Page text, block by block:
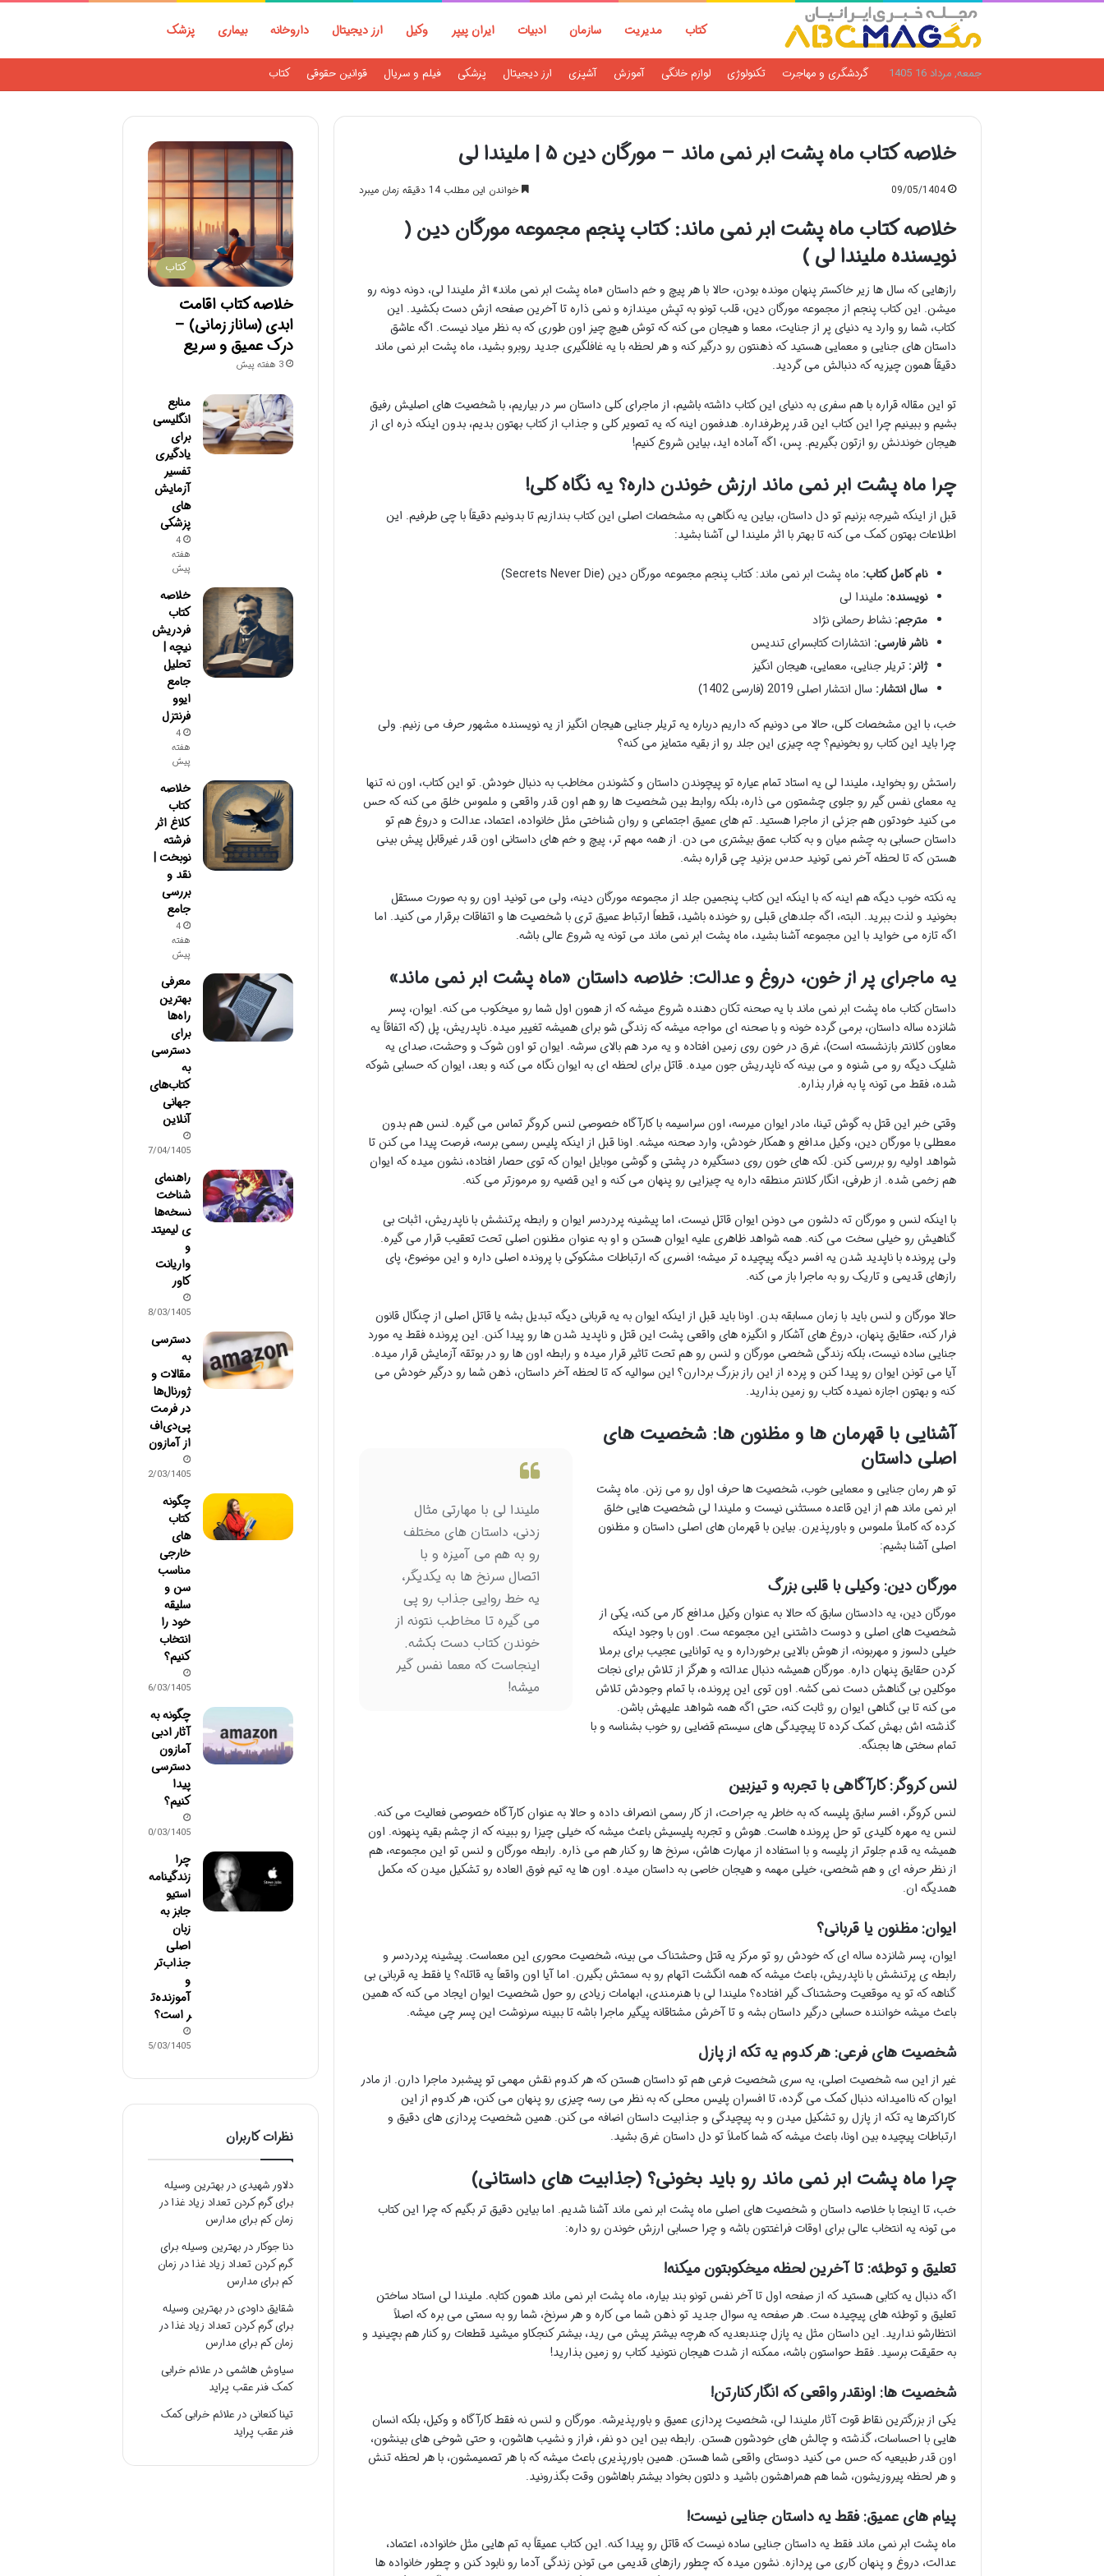
کتاب مدیریت سازمان ادبیات ایران پیپر وکیل ارز دیجیتال داروخانه بیماری پزشک
جمعه, مرداد 16 1405 گردشگری و مهاجرت تکنولوژی لوازم خانگی آموزش آشپزی ارز دیجیتال پزشکی فیلم و سریال قوانین حقوقی کتاب
خلاصه کتاب ماه پشت ابر نمی ماند – مورگان دین ۵ | ملیندا لی
09/05/1404 خواندن این مطلب 14 دقیقه زمان میبرد
خلاصه کتاب ماه پشت ابر نمی ماند: کتاب پنجم مجموعه مورگان دین (
نویسنده ملیندا لی )
رازهایی که سال ها زیر خاکستر پنهان مونده بودن، حالا با هر پیچ و خم داستان «ماه پشت ابر نمی ماند» اثر ملیندا لی، دونه دونه رو
میشن. این کتاب پنجم از مجموعه مورگان دین، قلب تونو به تپش میندازه و نمی ذاره تا آخرین صفحه ازش دست بکشید. این
کتاب، شما رو وارد یه دنیای پر از جنایت، معما و هیجان می کنه که توش هیچ چیز اون طوری که به نظر میاد نیست. اگه عاشق
داستان های جنایی و معمایی هستید که ذهنتون رو درگیر کنه و هر لحظه با یه غافلگیری جدید روبرو بشید، ماه پشت ابر نمی ماند
دقیقاً همون چیزیه که دنبالش می گردید.
تو این مقاله قراره با هم سفری به دنیای این کتاب داشته باشیم، از ماجرای کلی داستان سر در بیاریم، با شخصیت های اصلیش رفیق
بشیم و ببینیم چرا این کتاب این قدر پرطرفداره. هدفمون اینه که یه تصویر کلی و جذاب از کتاب بهتون بدیم، بدون اینکه ذره ای از
هیجان خوندنش رو ازتون بگیریم. پس، اگه آماده اید، بیاین شروع کنیم!
چرا ماه پشت ابر نمی ماند ارزش خوندن داره؟ یه نگاه کلی!
قبل از اینکه شیرجه بزنیم تو دل داستان، بیاین یه نگاهی به مشخصات اصلی این کتاب بندازیم تا بدونیم دقیقاً با چی طرفیم. این
اطلاعات بهتون کمک می کنه تا بهتر با اثر ملیندا لی آشنا بشید:
نام کامل کتاب: ماه پشت ابر نمی ماند: کتاب پنجم مجموعه مورگان دین (Secrets Never Die)
نویسنده: ملیندا لی
مترجم: نشاط رحمانی نژاد
ناشر فارسی: انتشارات کتابسرای تندیس
ژانر: تریلر جنایی، معمایی، هیجان انگیز
سال انتشار: سال انتشار اصلی 2019 (فارسی 1402)
خب، با این مشخصات کلی، حالا می دونیم که داریم درباره یه تریلر جنایی هیجان انگیز از یه نویسنده مشهور حرف می زنیم. ولی
چرا باید این کتاب رو بخونیم؟ چه چیزی این جلد رو از بقیه متمایز می کنه؟
راستش رو بخواید، ملیندا لی یه استاد تمام عیاره تو پیچوندن داستان و کشوندن مخاطب به دنبال خودش. تو این کتاب، اون نه تنها
یه معمای نفس گیر رو جلوی چشمتون می ذاره، بلکه روابط بین شخصیت ها رو هم اون قدر واقعی و ملموس خلق می کنه که حس
می کنید خودتون هم جزئی از ماجرا هستید. تم های عمیق اجتماعی و روان شناختی مثل خانواده، اعتماد، عدالت و دروغ هم تو
داستان حسابی به چشم میان و به کتاب عمق بیشتری می دن. از همه مهم تر، پیچ و خم های داستانی اون قدر غیرقابل پیش بینی
هستن که تا لحظه آخر نمی تونید حدس بزنید چی قراره بشه.
یه نکته خوب دیگه هم اینه که با اینکه این کتاب پنجمین جلد از مجموعه مورگان دینه، ولی می تونید اون رو به صورت مستقل
بخونید و لذت ببرید. البته، اگه جلدهای قبلی رو خونده باشید، قطعاً ارتباط عمیق تری با شخصیت ها و اتفاقات برقرار می کنید. اما
اگه تازه می خواید با این مجموعه آشنا بشید، ماه پشت ابر نمی ماند می تونه یه شروع عالی باشه.
یه ماجرای پر از خون، دروغ و عدالت: خلاصه داستان «ماه پشت ابر نمی ماند»
داستان کتاب ماه پشت ابر نمی ماند با یه صحنه تکان دهنده شروع میشه که از همون اول شما رو میخکوب می کنه. ایوان، پسر
شانزده ساله داستان، برمی گرده خونه و با صحنه ای مواجه میشه که زندگی شو برای همیشه تغییر میده. ناپدریش، پل (که اتفاقاً یه
معاون کلانتر بازنشسته است)، غرق در خون روی زمین افتاده و یه مرد هم بالای سرشه. ایوان تو اون شوک و وحشت، صدای یه
شلیک دیگه رو می شنوه و می بینه که ناپدریش جون میده. قاتل برای لحظه ای به ایوان نگاه می کنه و بعد، ایوان که حسابی شوکه
شده، فقط می تونه پا به فرار بذاره.
وقتی خبر این قتل به گوش تینا، مادر ایوان میرسه، اون سراسیمه با کارآگاه خصوصی لنس کروگر تماس می گیره. لنس هم بدون
معطلی با مورگان دین، وکیل مدافع و همکار خودش، وارد صحنه میشه. اونا قبل از اینکه پلیس رسمی برسه، فرصت پیدا می کنن تا
شواهد اولیه رو بررسی کنن. لکه های خون روی دستگیره در پشتی و گوشی موبایل ایوان که توی حصار افتاده، نشون میده که ایوان
هم زخمی شده. از طرفی، انگار کلانتر منطقه داره یه چیزایی رو پنهان می کنه و این قضیه رو مرموزتر می کنه.
با اینکه لنس و مورگان ته دلشون می دونن ایوان قاتل نیست، اما پیشینه پردردسر ایوان و رابطه پرتنشش با ناپدریش، اثبات بی
گناهیش رو خیلی سخت می کنه. همه شواهد ظاهری علیه ایوان هستن و او به عنوان مظنون اصلی تحت تعقیب قرار می گیره.
ولی پرونده با ناپدید شدن یه افسر دیگه پیچیده تر میشه؛ افسری که ارتباطات مشکوکی با پرونده اصلی داره و این موضوع، پای
رازهای قدیمی و تاریک رو به ماجرا باز می کنه.
حالا مورگان و لنس باید با زمان مسابقه بدن. اونا باید قبل از اینکه ایوان به یه قربانی دیگه تبدیل بشه یا قاتل اصلی از چنگال قانون
فرار کنه، حقایق پنهان، دروغ های آشکار و انگیزه های واقعی پشت این قتل و ناپدید شدن ها رو پیدا کنن. این پرونده فقط یه مورد
جنایی ساده نیست، بلکه زندگی شخصی مورگان و لنس رو هم تحت تاثیر قرار میده و رابطه اون ها رو در بوتقه آزمایش قرار میده.
آیا می تونن ایوان رو پیدا کنن و پرده از این راز بزرگ بردارن؟ این سوالیه که تا لحظه آخر داستان، ذهن شما رو درگیر خودش می
کنه و بهتون اجازه نمیده کتاب رو زمین بذارید.
ملیندا لی با مهارتی مثال
زدنی، داستان های مختلف
رو به هم می آمیزه و با
اتصال سرنخ ها به یکدیگر،
یه خط روایی جذاب رو پی
می گیره تا مخاطب نتونه از
خوندن کتاب دست بکشه.
اینجاست که معما نفس گیر
میشه!
آشنایی با قهرمان ها و مظنون ها: شخصیت های
اصلی داستان
تو هر رمان جنایی و معمایی خوب، شخصیت ها حرف اول رو می زنن. ماه پشت
ابر نمی ماند هم از این قاعده مستثنی نیست و ملیندا لی شخصیت هایی خلق
کرده که کاملاً ملموس و باورپذیرن. بیاین با قهرمان های اصلی داستان و مظنون
اصلی آشنا بشیم:
مورگان دین: وکیلی با قلبی بزرگ
مورگان دین، یه دادستان سابق که حالا به عنوان وکیل مدافع کار می کنه، یکی از
شخصیت های اصلی و دوست داشتنی این مجموعه ست. اون با وجود اینکه
خیلی دلسوز و مهربونه، از هوش بالایی برخورداره و یه توانایی عجیب برای برملا
کردن حقایق پنهان داره. مورگان همیشه دنبال عدالته و هرگز از تلاش برای نجات
موکلین بی گناهش دست نمی کشه. اون توی این پرونده، با تمام وجودش تلاش
می کنه تا بی گناهی ایوان رو ثابت کنه، حتی اگه همه شواهد علیهش باشن.
گذشته اش بهش کمک کرده تا پیچیدگی های سیستم قضایی رو خوب بشناسه و با
تمام سختی ها بجنگه.
لنس کروگر: کارآگاهی با تجربه و تیزبین
لنس کروگر، افسر سابق پلیسه که به خاطر یه جراحت، از کار رسمی انصراف داده و حالا به عنوان کارآگاه خصوصی فعالیت می کنه.
لنس یه مهره کلیدی تو حل پرونده هاست. هوش و تجربه پلیسیش باعث میشه که خیلی چیزا رو ببینه که از چشم بقیه پنهونه. اون
همیشه یه قدم جلوتر از پلیسه و با استفاده از مهارت هاش، سرنخ ها رو کنار هم می ذاره. رابطه مورگان و لنس تو این مجموعه، هم
از نظر حرفه ای و هم شخصی، خیلی مهمه و هیجان خاصی به داستان میده. اون ها یه تیم فوق العاده رو تشکیل میدن که مکمل
همدیگه ان.
ایوان: مظنون یا قربانی؟
ایوان، پسر شانزده ساله ای که خودش رو تو مرکز یه قتل وحشتناک می بینه، شخصیت محوری این معماست. پیشینه پردردسر و
رابطه ی پرتنشش با ناپدریش، باعث میشه که همه انگشت اتهام رو به سمتش بگیرن. اما آیا اون واقعاً یه قاتله؟ یا فقط یه قربانی بی
گناهه که تو یه موقعیت وحشتناک گیر افتاده؟ ملیندا لی با هنرمندی، ابهامات زیادی رو حول شخصیت ایوان ایجاد می کنه که همین
باعث میشه خواننده حسابی درگیر داستان بشه و تا آخرش مشتاقانه پیگیر ماجرا باشه تا ببینه سرنوشت این پسر چی میشه.
شخصیت های فرعی: هر کدوم یه تکه از پازل
غیر از این سه شخصیت اصلی، یه سری شخصیت فرعی هم تو داستان هستن که هر کدوم نقش مهمی تو پیشبرد ماجرا دارن. از مادر
ایوان که ناامیدانه دنبال کمک می گرده، تا افسران پلیس محلی که به نظر می رسه چیزی رو پنهان می کنن، هر کدوم از این
کاراکترها یه تکه از پازل رو تشکیل میدن و به پیچیدگی و جذابیت داستان اضافه می کنن. همین شخصیت پردازی های دقیق و
ارتباطات پیچیده بین اونا، باعث میشه که شما کاملاً تو دل داستان غرق بشید.
چرا ماه پشت ابر نمی ماند رو باید بخونی؟ (جذابیت های داستانی)
خب، تا اینجا با خلاصه داستان و شخصیت های اصلی ماه پشت ابر نمی ماند آشنا شدیم. اما بیاین دقیق تر بگیم که چرا این کتاب
می تونه یه انتخاب عالی برای اوقات فراغتتون باشه و چرا حسابی ارزش خوندن رو داره:
تعلیق و توطئه: تا آخرین لحظه میخکوبتون میکنه!
اگه دنبال یه کتابی هستید که از صفحه اول تا آخر نفس تونو بند بیاره، ماه پشت ابر نمی ماند همون کتابه. ملیندا لی استاد ساختن
تعلیق و توطئه های پیچیده ست. هر صفحه یه سوال جدید تو ذهن شما می کاره و هر سرنخ، شما رو به سمتی می بره که اصلاً
انتظارشو ندارید. این داستان مثل یه پازل چندبعدیه که هرچه بیشتر پیش می رید، بیشتر کنجکاو میشید قطعات رو کنار هم بچینید و
به حقیقت برسید. فقط حواستون باشه، ممکنه از شدت هیجان نتونید کتاب رو زمین بذارید!
شخصیت ها: اونقدر واقعی که انگار کنارتن!
یکی از بزرگترین نقاط قوت آثار ملیندا لی، شخصیت پردازی عمیق و باورپذیرشه. مورگان و لنس نه فقط کارآگاه و وکیل، بلکه انسان
هایی با احساسات، گذشته و چالش های خودشون هستن. رابطه بین این دو نفر، فراز و نشیب هاشون، و حتی شوخی های بینشون،
اون قدر طبیعیه که حس می کنید دوستای واقعی شما هستن. همین باورپذیری باعث میشه که با هر تصمیمشون، با هر لحظه تنش
و هر لحظه پیروزیشون، شما هم همراهشون باشید و دلتون بخواد بیشتر باهاشون وقت بگذرونید.
پیام های عمیق: فقط یه داستان جنایی نیست!
ماه پشت ابر نمی ماند فقط یه داستان جنایی ساده نیست که قاتل رو پیدا کنه. این کتاب عمیقاً به تم هایی مثل خانواده، اعتماد،
عدالت، دروغ و پنهان کاری می پردازه. نشون میده که چطور رازهای قدیمی می تونن زندگی آدما رو نابود کنن و چطور خانواده ها
کتاب
خلاصه کتاب اقامت
ابدی (ساناز زمانی) –
درک عمیق و سریع
3 هفته پیش
منابع
انگلیسی
برای
یادگیری
تفسیر
آزمایش‌
های
پزشکی
4
هفته
پیش
خلاصه
کتاب
فردریش
نیچه |
تحلیل
جامع
ایوو
فرنتزل
4
هفته
پیش
خلاصه
کتاب
کلاغ اثر
فرشته
نوبخت |
نقد و
بررسی
جامع
4
هفته
پیش
معرفی
بهترین
راه‌ها
برای
دسترسی
به
کتاب‌های
جهانی
آنلاین
17/04/1405
راهنمای
شناخت
نسخه‌ها
ی لیمیتد
و
واریانت
کاور
28/03/1405
دسترسی
به
مقالات و
ژورنال‌ها
در فرمت
پی‌دی‌اف
از آمازون
22/03/1405
چگونه
کتاب
های
خارجی
مناسب
سن و
سلیقه
خود را
انتخاب
کنیم؟
16/03/1405
چگونه به
آثار ادبی
آمازون
دسترسی
پیدا
کنیم؟
10/03/1405
چرا
زندگینامه
استیو
جابز به
زبان
اصلی
جذاب‌تر
و
آموزنده‌ت
ر است؟
05/03/1405
نظرات کاربران
دلاور شهیدیدر بهترین وسیله
برای گرم کردن تعداد زیاد غذا در
زمان کم برای مدارس
دنا جوکار در بهترین وسیله برای
گرم کردن تعداد زیاد غذا در زمان
کم برای مدارس
شقایق داودیدر بهترین وسیله
برای گرم کردن تعداد زیاد غذا در
زمان کم برای مدارس
سیاوش هاشمیدر علائم خرابی
کمک فنر عقب پراید
تینا کنعانیدر علائم خرابی کمک
فنر عقب پراید